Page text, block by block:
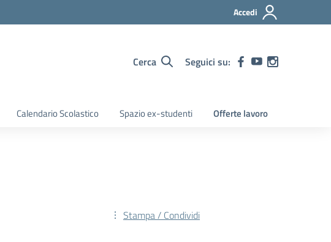
Accedi
Cerca Seguici su:
Calendario Scolastico Spazio ex-studenti Offerte lavoro
Stampa / Condividi